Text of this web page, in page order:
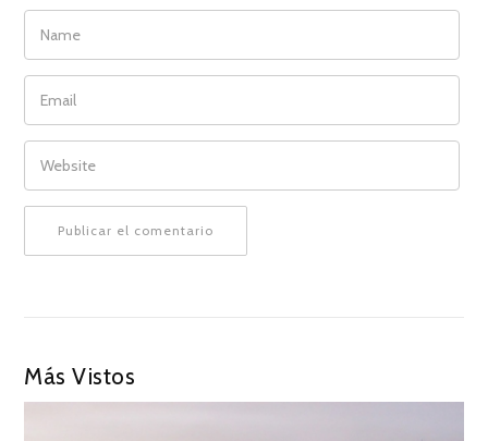
NAME
EMAIL
WEBSITE
Más Vistos